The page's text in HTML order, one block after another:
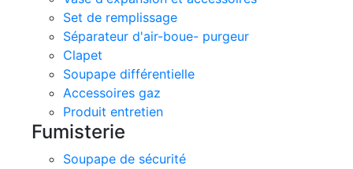
Set de remplissage
Séparateur d'air-boue- purgeur
Clapet
Soupape différentielle
Accessoires gaz
Produit entretien
Fumisterie
Soupape de sécurité